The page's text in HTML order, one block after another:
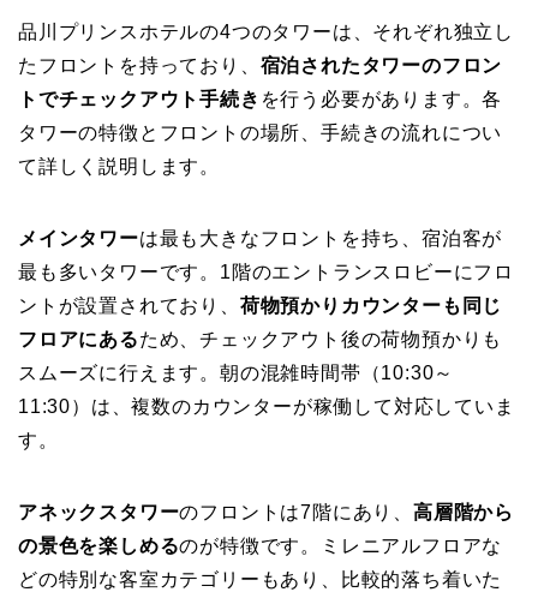
品川プリンスホテルの4つのタワーは、それぞれ独立し
たフロントを持っており、 宿泊されたタワーのフロン
トでチェックアウト手続き を行う必要があります。各
タワーの特徴とフロントの場所、手続きの流れについ
て詳しく説明します。
メインタワーは最も大きなフロントを持ち、宿泊客が
最も多いタワーです。1階のエントランスロビーにフロ
ントが設置されており、 荷物預かりカウンターも同じ
フロアにあるため、チェックアウト後の荷物預かりも
スムーズに行えます。朝の混雑時間帯（10:30～
11:30）は、複数のカウンターが稼働して対応していま
す。
アネックスタワーのフロントは7階にあり、高層階から
の景色を楽しめるのが特徴です。ミレニアルフロアな
どの特別な客室カテゴリーもあり、比較的落ち着いた